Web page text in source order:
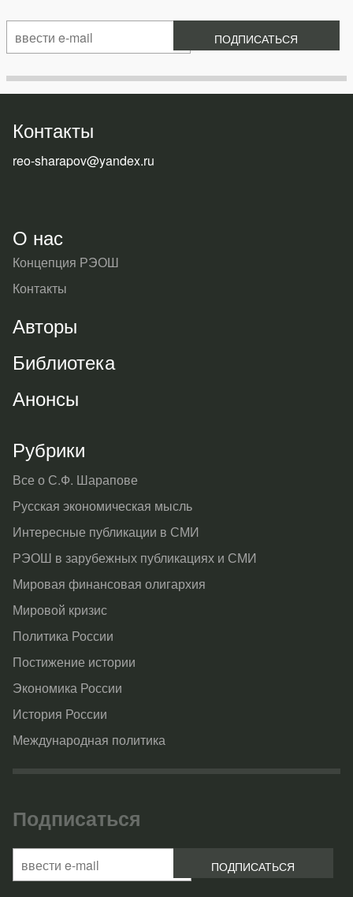
Контакты
reo-sharapov@yandex.ru
О нас
Концепция РЭОШ
Контакты
Авторы
Библиотека
Анонсы
Рубрики
Все о С.Ф. Шарапове
Русская экономическая мысль
Интересные публикации в СМИ
РЭОШ в зарубежных публикациях и СМИ
Мировая финансовая олигархия
Мировой кризис
Политика России
Постижение истории
Экономика России
История России
Международная политика
Подписаться